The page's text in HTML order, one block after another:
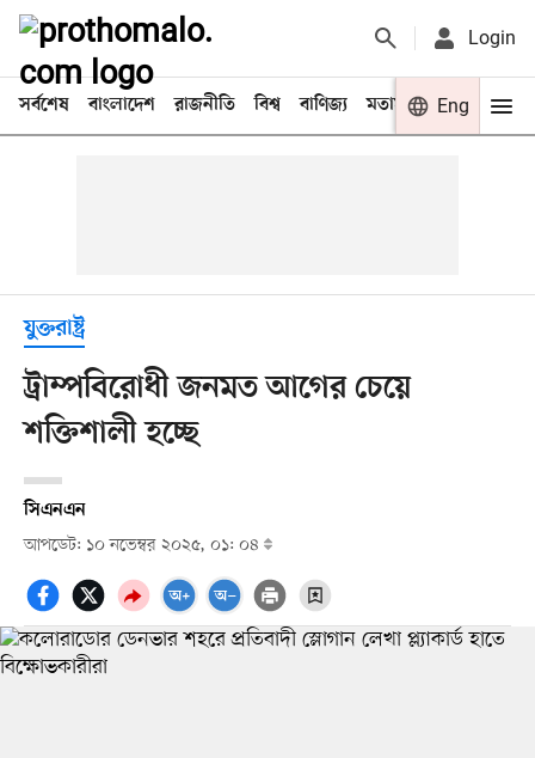
Login
সর্বশেষ বাংলাদেশ রাজনীতি বিশ্ব বাণিজ্য মতামত খেলা
Eng
যুক্তরাষ্ট্র
ট্রাম্পবিরোধী জনমত আগের চেয়ে
শক্তিশালী হচ্ছে
সিএনএন
আপডেট: ১০ নভেম্বর ২০২৫, ০১: ০৪